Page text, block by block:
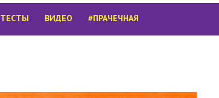
ТЕСТЫ ВИДЕО #ПРАЧЕЧНАЯ